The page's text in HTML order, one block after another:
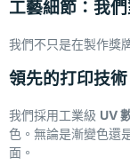
工藝細節：我
我們不只是在製作獎
領先的打印技術
我們採用工業級 UV
色。無論是漸變色還
面。